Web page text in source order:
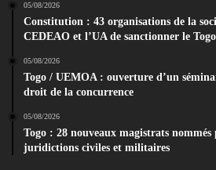
05/08/2026
Constitution : 43 organisations de la
CEDEAO et l’UA de sanctionner le Togo
05/08/2026
Togo / UEMOA : ouverture d’un
droit de la concurrence
05/08/2026
Togo : 28 nouveaux magistrats
juridictions civiles et militaires